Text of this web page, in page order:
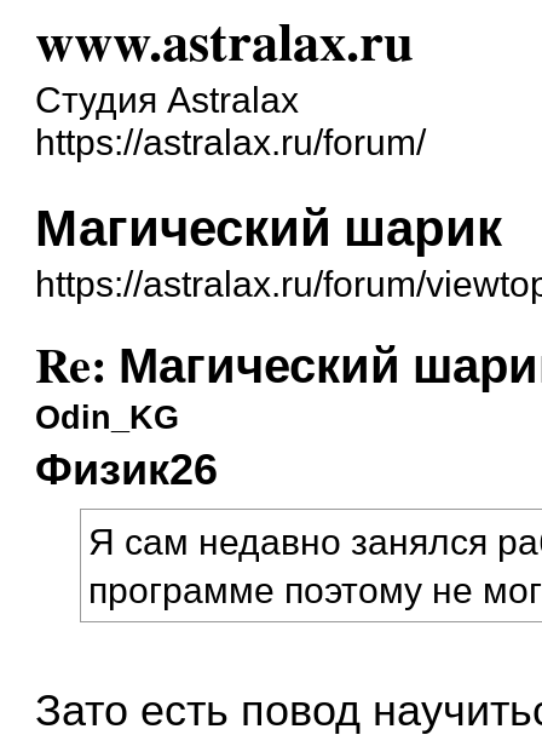
www.astralax.ru
Студия Astralax
https://astralax.ru/forum/
Магический шарик
https://astralax.ru/forum/
Re: Магический
Odin_KG
Физик26
Я сам недавно занялся
программе поэтому не
Зато есть повод